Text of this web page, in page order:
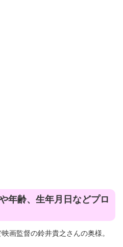
年齢、生年月日などプロ
画監督の鈴井貴之さんの奥様。